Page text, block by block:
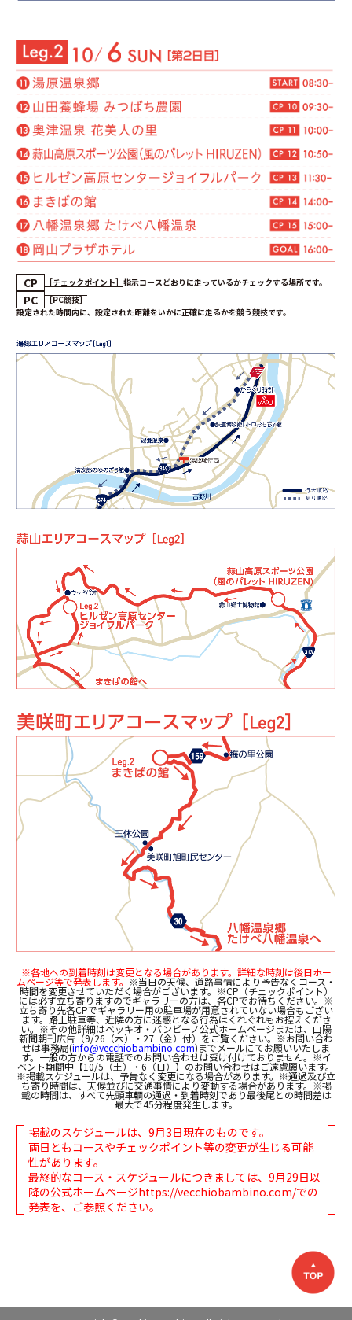
CP ［チェックポイント］指示コースどおりに走っているかチェックする場所です。
PC
［PC競技］
設定された時間内に、設定された距離をいかに正確に走るかを競う競技です。
※各地への到着時刻は変更となる場合があります。詳細な時刻は後日ホー
ムページ等で発表します。※当日の天候、道路事情により予告なくコース・
時間を変更させていただく場合がございます。※CP（チェックポイント）
には必ず立ち寄りますのでギャラリーの方は、各CPでお待ちください。※
立ち寄り先各CPでギャラリー用の駐車場が用意されていない場合もござい
ます。路上駐車等、近隣の方に迷惑となる行為はくれぐれもお控えくださ
い。※その他詳細はベッキオ・バンビーノ公式ホームページまたは、山陽
新聞朝刊広告（9/26（木）・27（金）付）をご覧ください。※お問い合わ
せは事務局(info@vecchiobambino.com)までメールにてお願いいたしま
す。一般の方からの電話でのお問い合わせは受け付けておりません。※イ
ベント期間中【10/5（土）・6（日）】のお問い合わせはご遠慮願います。
※掲載スケジュールは、予告なく変更になる場合があります。※通過及び立
ち寄り時間は、天候並びに交通事情により変動する場合があります。※掲
載の時間は、すべて先頭車輌の通過・到着時刻であり最後尾との時間差は
最大で45分程度発生します。
掲載のスケジュールは、9月3日現在のものです。
両日ともコースやチェックポイント等の変更が生じる可能
性があります。
最終的なコース・スケジュールにつきましては、9月29日以
降の公式ホームページhttps://vecchiobambino.com/での
発表を、ご参照ください。